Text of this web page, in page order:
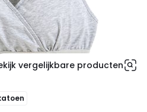
vergelijkbare producten